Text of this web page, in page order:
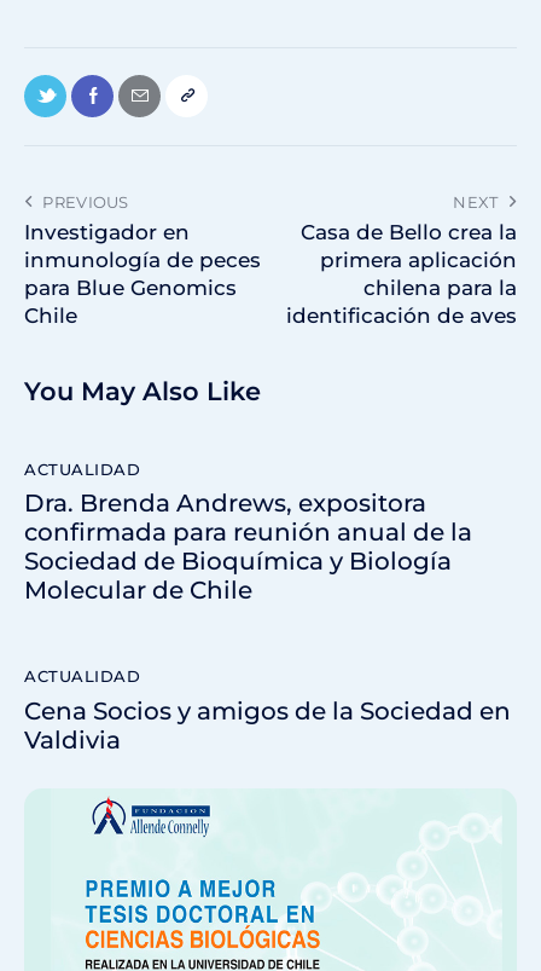
PREVIOUS
Investigador en
inmunología de peces
para Blue Genomics
Chile
NEXT
Casa de Bello crea la
primera aplicación
chilena para la
identificación de aves
You May Also Like
ACTUALIDAD
Dra. Brenda Andrews, expositora
confirmada para reunión anual de la
Sociedad de Bioquímica y Biología
Molecular de Chile
ACTUALIDAD
Cena Socios y amigos de la Sociedad en
Valdivia